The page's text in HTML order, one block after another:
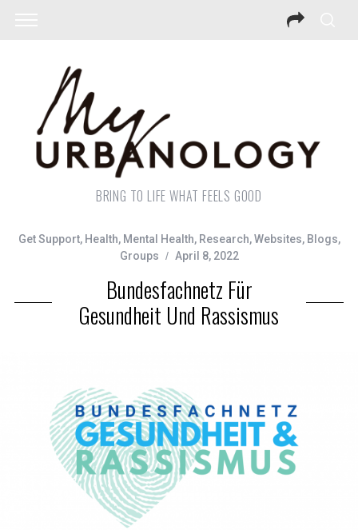
BRING TO LIFE WHAT FEELS GOOD
Get Support, Health, Mental Health, Research,Websites, Blogs,
Groups
April 8, 2022
Bundesfachnetz Für
Gesundheit Und Rassismus